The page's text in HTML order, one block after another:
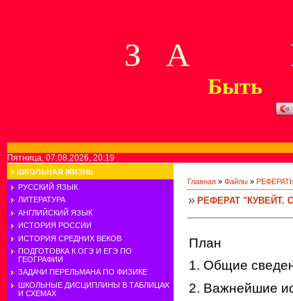
З А П
Быть
Пятница, 07.08.2026, 20:19
» ШКОЛЬНАЯ ЖИЗНЬ
РУССКИЙ ЯЗЫК
ЛИТЕРАТУРА
АНГЛИЙСКИЙ ЯЗЫК
ИСТОРИЯ РОССИИ
ИСТОРИЯ СРЕДНИХ ВЕКОВ
ПОДГОТОВКА К ОГЭ И ЕГЭ ПО
ГЕОГРАФИИ
ЗАДАЧИ ПЕРЕЛЬМАНА ПО ФИЗИКЕ
ШКОЛЬНЫЕ ДИСЦИПЛИНЫ В ТАБЛИЦАХ
И СХЕМАХ
Главная » Файлы »
РЕФЕРАТ "КУВЕЙТ.
План
1. Общие
2. Важнейшие